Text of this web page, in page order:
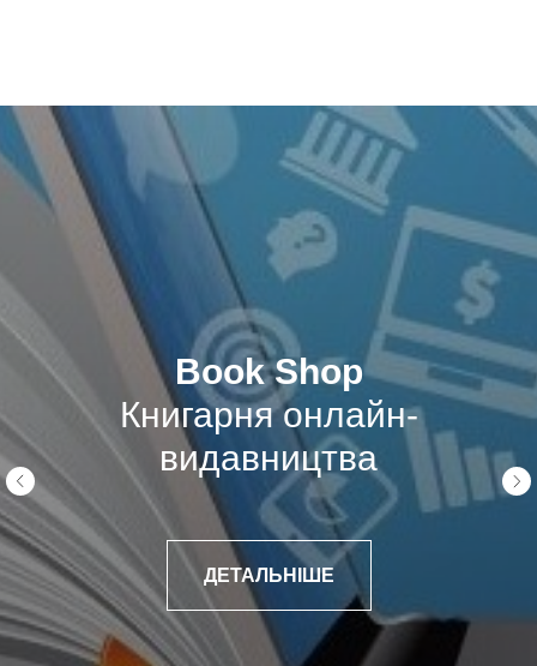
Book Shop
Книгарня онлайн-
видавництва
ДЕТАЛЬНІШЕ